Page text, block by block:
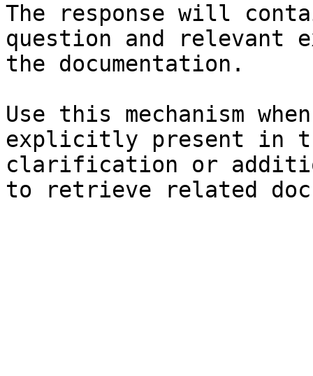
The response will
question and relevant
the documentation.
Use this mechanism
explicitly present in
clarification or